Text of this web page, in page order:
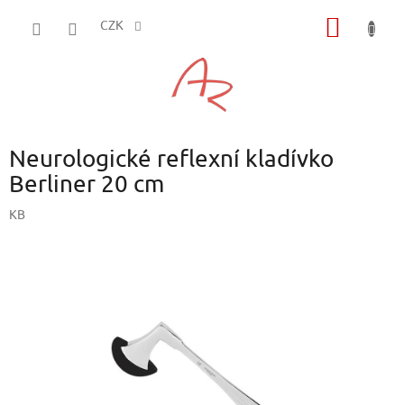
CZK
Neurologické reflexní kladívko
Berliner 20 cm
KB